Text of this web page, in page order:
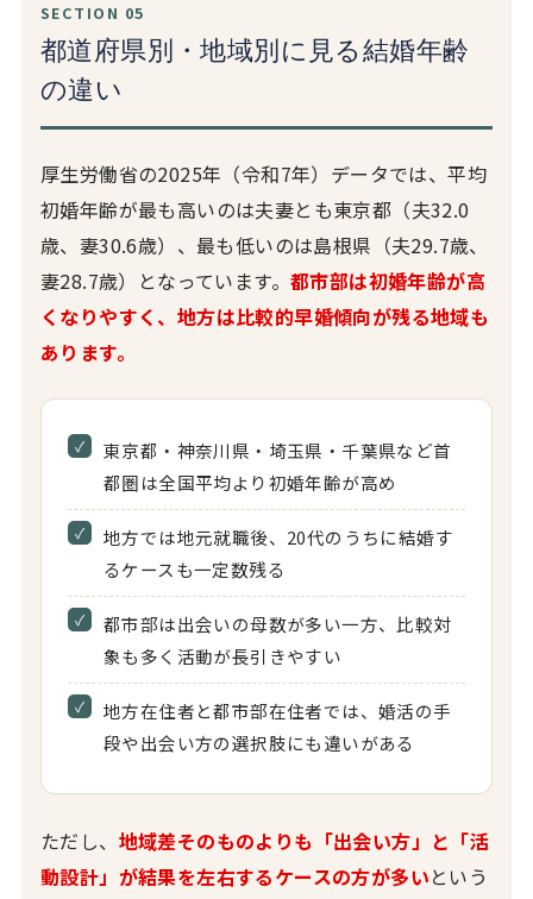
SECTION 05
都道府県別・地域別に見る結婚年齢
の違い
厚生労働省の2025年（令和7年）データでは、平均
初婚年齢が最も高いのは夫妻とも東京都（夫32.0
歳、妻30.6歳）、最も低いのは島根県（夫29.7歳、
妻28.7歳）となっています。 都市部は初婚年齢が高
くなりやすく、地方は比較的早婚傾向が残る地域も
あります。
東京都・神奈川県・埼玉県・千葉県など首
都圏は全国平均より初婚年齢が高め
地方では地元就職後、20代のうちに結婚す
るケースも一定数残る
都市部は出会いの母数が多い一方、比較対
象も多く活動が長引きやすい
地方在住者と都市部在住者では、婚活の手
段や出会い方の選択肢にも違いがある
ただし、 地域差そのものよりも「出会い方」と「活
動設計」が結果を左右するケースの方が多いという